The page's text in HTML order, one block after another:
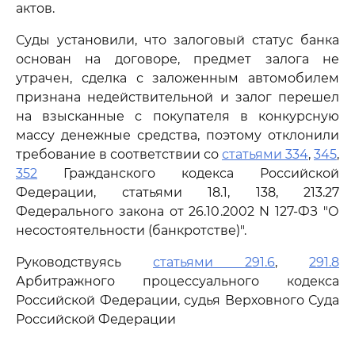
актов.
Суды установили, что залоговый статус банка
основан на договоре, предмет залога не
утрачен, сделка с заложенным автомобилем
признана недействительной и залог перешел
на взысканные с покупателя в конкурсную
массу денежные средства, поэтому отклонили
требование в соответствии со статьями 334, 345,
352 Гражданского кодекса Российской
Федерации, статьями 18.1, 138, 213.27
Федерального закона от 26.10.2002 N 127-ФЗ "О
несостоятельности (банкротстве)".
Руководствуясь статьями 291.6, 291.8
Арбитражного процессуального кодекса
Российской Федерации, судья Верховного Суда
Российской Федерации